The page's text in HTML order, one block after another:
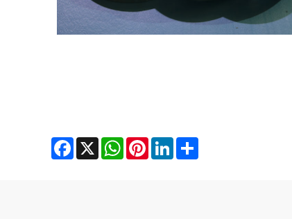
Facebook
X WhatsAppPinterestLinkedIn